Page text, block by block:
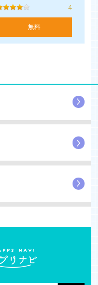
4
無料